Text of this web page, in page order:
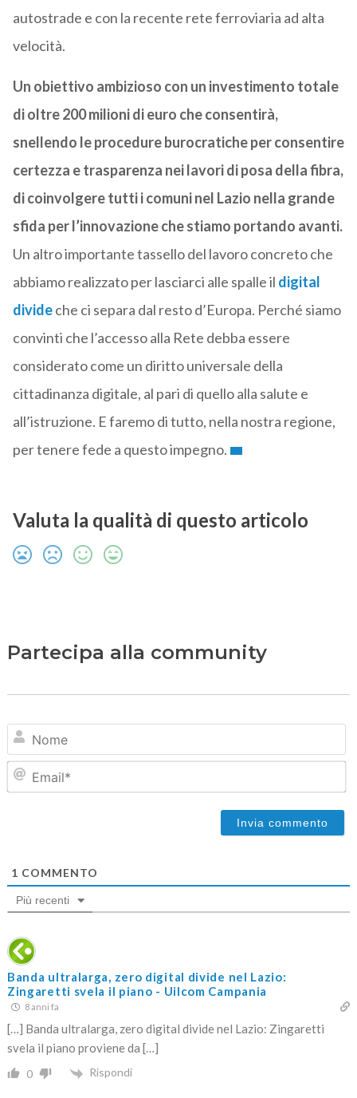
autostrade e con la recente rete ferroviaria ad alta
velocità.
Un obiettivo ambizioso con un investimento totale
di oltre 200 milioni di euro che consentirà,
snellendo le procedure burocratiche per consentire
certezza e trasparenza nei lavori di posa della fibra,
di coinvolgere tutti i comuni nel Lazio nella grande
sfida per l’innovazione che stiamo portando avanti.
Un altro importante tassello del lavoro concreto che
abbiamo realizzato per lasciarci alle spalle il digital
divideche ci separa dal resto d’Europa. Perché siamo
convinti che l’accesso alla Rete debba essere
considerato come un diritto universale della
cittadinanza digitale, al pari di quello alla salute e
all’istruzione. E faremo di tutto, nella nostra regione,
per tenere fede a questo impegno.
Valuta la qualità di questo articolo
Partecipa alla community
1 COMMENTO
Più recenti
Banda ultralarga, zero digital divide nel Lazio:
Zingaretti svela il piano - Uilcom Campania
8 anni fa
[…] Banda ultralarga, zero digital divide nel Lazio: Zingaretti
svela il piano proviene da […]
0 Rispondi